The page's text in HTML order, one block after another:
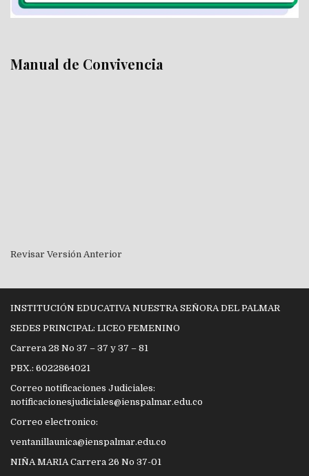
Manual de Convivencia
Revisar Versión Anterior
INSTITUCIÓN EDUCATIVA NUESTRA SEÑORA DEL PALMAR
SEDES PRINCIPAL: LICEO FEMENINO
Carrera 28 No 37 – 37 y 37 – 81
PBX.: 6022864021
Correo notificaciones Judiciales:
notificacionesjudiciales@ienspalmar.edu.co
Correo electronico:
ventanillaunica@ienspalmar.edu.co
NIÑA MARIA Carrera 26 No 37-01